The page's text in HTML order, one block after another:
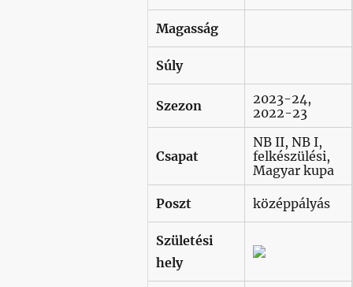
Magasság
Súly
Szezon
2023-24,
2022-23
Csapat
NB II, NB I,
felkészülési,
Magyar kupa
Poszt középpályás
Születési
hely